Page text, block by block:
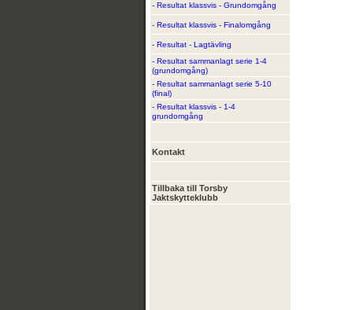
- Resultat klassvis - Grundomgång
- Resultat klassvis - Finalomgång
- Resultat - Lagtävling
- Resultat sammanlagt serie 1-4
(grundomgång)
- Resultat sammanlagt serie 5-10
(final)
- Resultat klassvis - 1-4
grundomgång
Kontakt
Tillbaka till Torsby
Jaktskytteklubb